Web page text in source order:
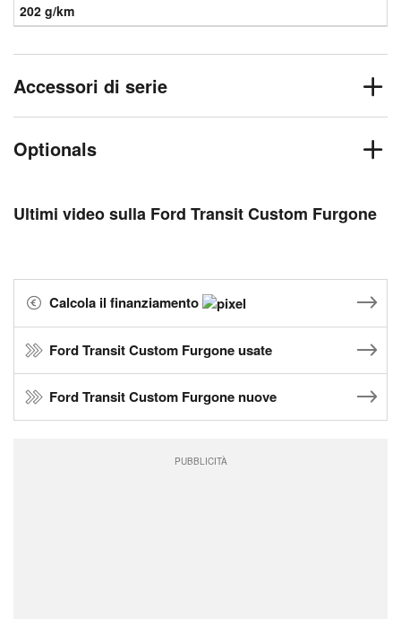
202 g/km
Accessori di serie
Optionals
Ultimi video sulla Ford Transit Custom Furgone
Calcola il finanziamento
Ford Transit Custom Furgone usate
Ford Transit Custom Furgone nuove
PUBBLICITÀ